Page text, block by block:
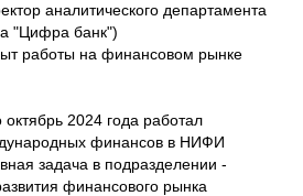
аналитического департамента
"Цифра банк")
работы на финансовом рынке
2024 года работал
финансов в НИФИ
задача в подразделении -
финансового рынка